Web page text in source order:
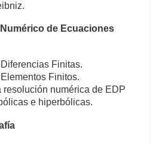
de Ecuaciones
Finitas.
Finitos.
resolución numérica de EDP
e hiperbólicas.